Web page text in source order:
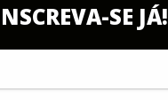
SE JÁ!